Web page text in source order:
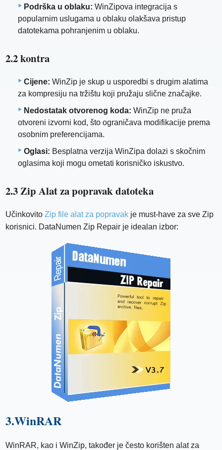
Podrška u oblaku: WinZipova integracija s
popularnim uslugama u oblaku olakšava pristup
datotekama pohranjenim u oblaku.
2.2 kontra
Cijene: WinZip je skup u usporedbi s drugim alatima
za kompresiju na tržištu koji pružaju slične značajke.
Nedostatak otvorenog koda: WinZip ne pruža
otvoreni izvorni kod, što ograničava modifikacije prema
osobnim preferencijama.
Oglasi: Besplatna verzija WinZipa dolazi s skočnim
oglasima koji mogu ometati korisničko iskustvo.
2.3 Zip Alat za popravak datoteka
UčinkovitoZip file alat za popravak je must-have za sve Zip
korisnici. DataNumen Zip Repair je idealan izbor:
3.WinRAR
WinRAR, kao i WinZip, također je često korišten alat za